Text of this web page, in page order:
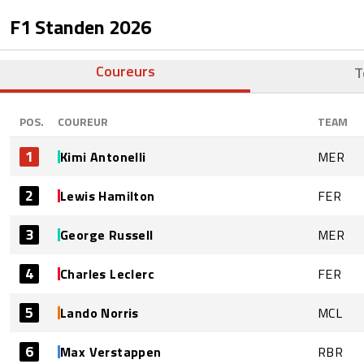
F1 Standen 2026
Coureurs
POS. COUREUR TEAM
1 Kimi Antonelli MER
2 Lewis Hamilton FER
3 George Russell MER
4 Charles Leclerc FER
5 Lando Norris MCL
6 Max Verstappen RBR